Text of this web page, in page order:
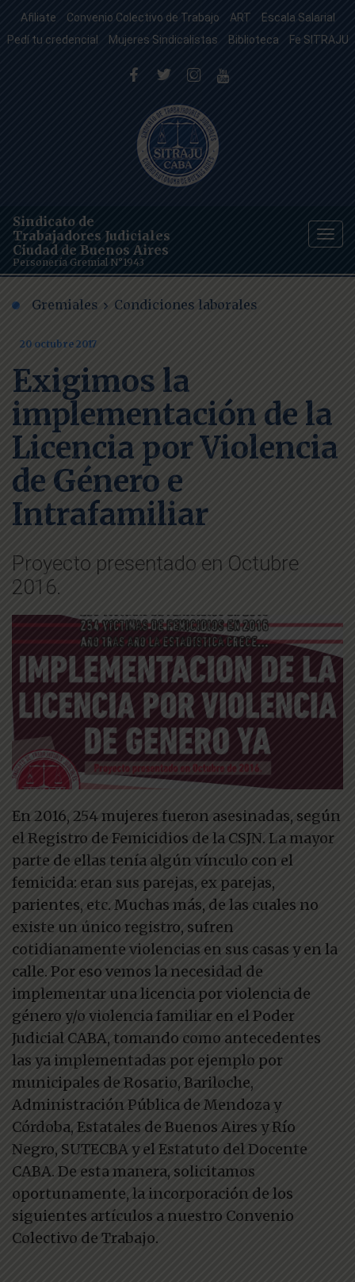
Afiliate Convenio Colectivo de Trabajo ART
Escala Salarial
Pedí tu credencial
Mujeres Sindicalistas Biblioteca Fe SITRAJU
Sindicato de
Trabajadores Judiciales
Ciudad de Buenos Aires
Personería Gremial N°1943
Gremiales Condiciones laborales
20 octubre 2017
Exigimos la
implementación de la
Licencia por Violencia
de Género e
Intrafamiliar
Proyecto presentado en Octubre
2016.
En 2016, 254 mujeres fueron asesinadas, según
el Registro de Femicidios de la CSJN. La mayor
parte de ellas tenía algún vínculo con el
femicida: eran sus parejas, ex parejas,
parientes, etc. Muchas más, de las cuales no
existe un único registro, sufren
cotidianamente violencias en sus casas y en la
calle. Por eso vemos la necesidad de
implementar una licencia por violencia de
género y/o violencia familiar en el Poder
Judicial CABA, tomando como antecedentes
las ya implementadas por ejemplo por
municipales de Rosario, Bariloche,
Administración Pública de Mendoza y
Córdoba, Estatales de Buenos Aires y Río
Negro, SUTECBA y el Estatuto del Docente
CABA. De esta manera, solicitamos
oportunamente, la incorporación de los
siguientes artículos a nuestro Convenio
Colectivo de Trabajo.